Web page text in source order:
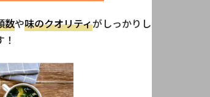
数や味のクオリティがしっかりし